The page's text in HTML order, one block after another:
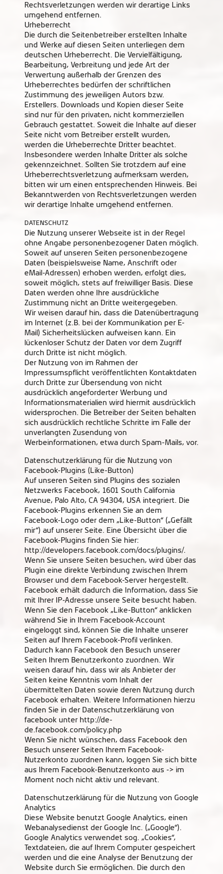
Rechtsverletzungen werden wir derartige Links
umgehend entfernen.
Urheberrecht
Die durch die Seitenbetreiber erstellten Inhalte
und Werke auf diesen Seiten unterliegen dem
deutschen Urheberrecht. Die Vervielfältigung,
Bearbeitung, Verbreitung und jede Art der
Verwertung außerhalb der Grenzen des
Urheberrechtes bedürfen der schriftlichen
Zustimmung des jeweiligen Autors bzw.
Erstellers. Downloads und Kopien dieser Seite
sind nur für den privaten, nicht kommerziellen
Gebrauch gestattet. Soweit die Inhalte auf dieser
Seite nicht vom Betreiber erstellt wurden,
werden die Urheberrechte Dritter beachtet.
Insbesondere werden Inhalte Dritter als solche
gekennzeichnet. Sollten Sie trotzdem auf eine
Urheberrechtsverletzung aufmerksam werden,
bitten wir um einen entsprechenden Hinweis. Bei
Bekanntwerden von Rechtsverletzungen werden
wir derartige Inhalte umgehend entfernen.
DATENSCHUTZ
Die Nutzung unserer Webseite ist in der Regel
ohne Angabe personenbezogener Daten möglich.
Soweit auf unseren Seiten personenbezogene
Daten (beispielsweise Name, Anschrift oder
eMail-Adressen) erhoben werden, erfolgt dies,
soweit möglich, stets auf freiwilliger Basis. Diese
Daten werden ohne Ihre ausdrückliche
Zustimmung nicht an Dritte weitergegeben.
Wir weisen darauf hin, dass die Datenübertragung
im Internet (z.B. bei der Kommunikation per E-
Mail) Sicherheitslücken aufweisen kann. Ein
lückenloser Schutz der Daten vor dem Zugriff
durch Dritte ist nicht möglich.
Der Nutzung von im Rahmen der
Impressumspflicht veröffentlichten Kontaktdaten
durch Dritte zur Übersendung von nicht
ausdrücklich angeforderter Werbung und
Informationsmaterialien wird hiermit ausdrücklich
widersprochen. Die Betreiber der Seiten behalten
sich ausdrücklich rechtliche Schritte im Falle der
unverlangten Zusendung von
Werbeinformationen, etwa durch Spam-Mails, vor.
Datenschutzerklärung für die Nutzung von
Facebook-Plugins (Like-Button)
Auf unseren Seiten sind Plugins des sozialen
Netzwerks Facebook, 1601 South California
Avenue, Palo Alto, CA 94304, USA integriert. Die
Facebook-Plugins erkennen Sie an dem
Facebook-Logo oder dem „Like-Button“ („Gefällt
mir“) auf unserer Seite. Eine Übersicht über die
Facebook-Plugins finden Sie hier:
http://developers.facebook.com/docs/plugins/.
Wenn Sie unsere Seiten besuchen, wird über das
Plugin eine direkte Verbindung zwischen Ihrem
Browser und dem Facebook-Server hergestellt.
Facebook erhält dadurch die Information, dass Sie
mit Ihrer IP-Adresse unsere Seite besucht haben.
Wenn Sie den Facebook „Like-Button“ anklicken
während Sie in Ihrem Facebook-Account
eingeloggt sind, können Sie die Inhalte unserer
Seiten auf Ihrem Facebook-Profil verlinken.
Dadurch kann Facebook den Besuch unserer
Seiten Ihrem Benutzerkonto zuordnen. Wir
weisen darauf hin, dass wir als Anbieter der
Seiten keine Kenntnis vom Inhalt der
übermittelten Daten sowie deren Nutzung durch
Facebook erhalten. Weitere Informationen hierzu
finden Sie in der Datenschutzerklärung von
facebook unter http://de-
de.facebook.com/policy.php
Wenn Sie nicht wünschen, dass Facebook den
Besuch unserer Seiten Ihrem Facebook-
Nutzerkonto zuordnen kann, loggen Sie sich bitte
aus Ihrem Facebook-Benutzerkonto aus -> im
Moment noch nicht aktiv und relevant.
Datenschutzerklärung für die Nutzung von Google
Analytics
Diese Website benutzt Google Analytics, einen
Webanalysedienst der Google Inc. („Google“).
Google Analytics verwendet sog. „Cookies“,
Textdateien, die auf Ihrem Computer gespeichert
werden und die eine Analyse der Benutzung der
Website durch Sie ermöglichen. Die durch den